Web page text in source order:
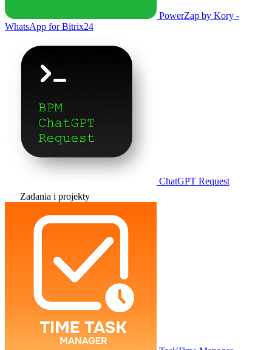
PowerZap by Kory -
WhatsApp for Bitrix24
ChatGPT Request
Zadania i projekty